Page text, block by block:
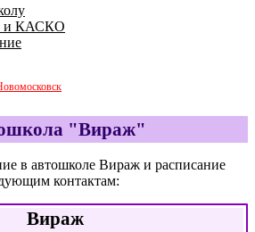
и КАСКО
"Вираж"
в автошколе Вираж и расписание
контактам:
Вираж